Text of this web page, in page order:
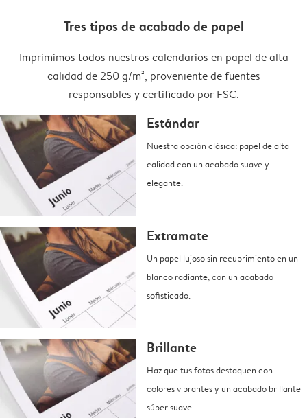
Tres tipos de acabado de papel
Imprimimos todos nuestros calendarios en papel de alta
calidad de 250 g/m², proveniente de fuentes
responsables y certificado por FSC.
Estándar
Nuestra opción clásica: papel de alta
calidad con un acabado suave y
elegante.
Extramate
Un papel lujoso sin recubrimiento en un
blanco radiante, con un acabado
sofisticado.
Brillante
Haz que tus fotos destaquen con
colores vibrantes y un acabado brillante
súper suave.